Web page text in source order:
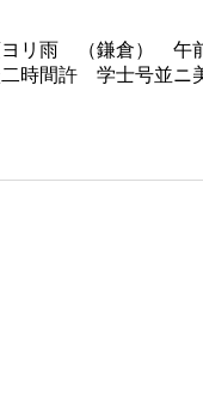
（鎌倉） 午前九
時間許 学士号並ニ